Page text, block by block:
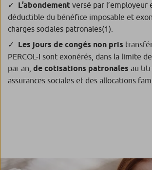
L’abondement versé par l’employeur
déductible du bénéfice imposable et
charges sociales patronales(1)
Les jours de congés non pris
PERCOL-I sont exonérés, dans la limite
par an, de cotisations patronales au
assurances sociales et des allocations